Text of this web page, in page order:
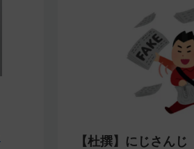
【杜撰】にじさん